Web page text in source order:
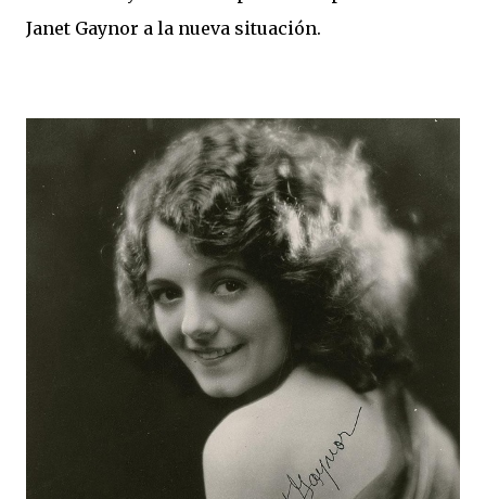
Janet Gaynor a la nueva situación.